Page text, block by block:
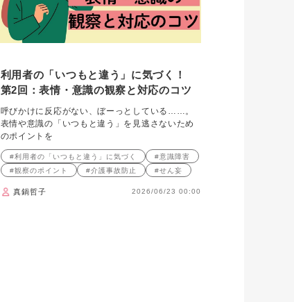
利用者の「いつもと違う」に気づく！
第2回：表情・意識の観察と対応のコツ
呼びかけに反応がない、ぼーっとしている……。
表情や意識の「いつもと違う」を見逃さないため
のポイントを
#利用者の「いつもと違う」に気づく
#意識障害
#観察のポイント
#介護事故防止 #せん妄
真鍋哲子 2026/06/23 00:00